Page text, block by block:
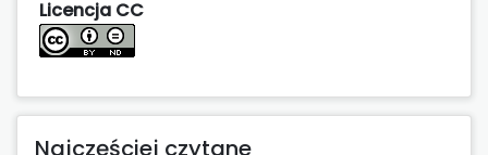
Licencja CC
Najczęściej czytane